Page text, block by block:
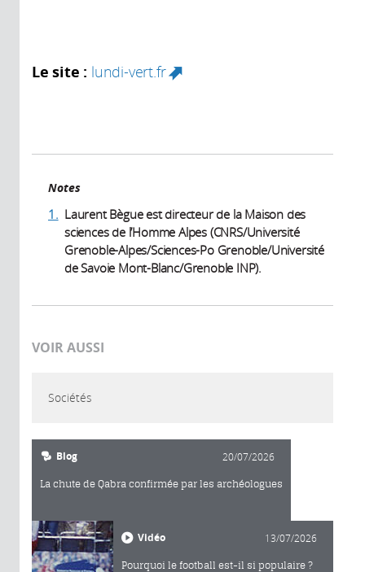
Le site : lundi-vert.fr
Notes
1. Laurent Bègue est directeur de la Maison des
sciences de l’Homme Alpes (CNRS/Université
Grenoble-Alpes/Sciences-Po Grenoble/Université
de Savoie Mont-Blanc/Grenoble INP).
VOIR AUSSI
Sociétés
Blog 20/07/2026
La chute de Qabra confirmée par les archéologues
Vidéo 13/07/2026
Pourquoi le football est-il si populaire ?